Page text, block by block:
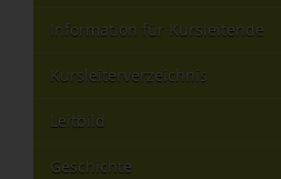
Information für Kursleitende
Kursleiterverzeichnis
Leitbild
Geschichte